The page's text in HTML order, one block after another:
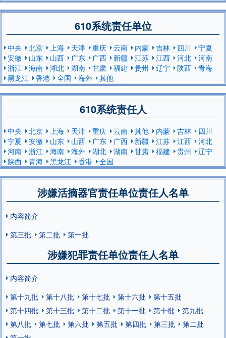
610系统责任单位
中央 北京 上海 天津 重庆 云南 内蒙 吉林 四川
宁夏
安徽
山东 山西 广东 广西 新疆 江苏 江西 河北
河南
浙江
海南 湖北 湖南 甘肃 福建 贵州 辽宁 陕西
青海
黑龙江
香港 全国 海外 其他
610系统责任人
中央 北京 上海 天津 重庆 云南 其他 内蒙 吉林
四川
宁夏
安徽 山东 山西 广东 广西 新疆 江苏 江西
河北
河南
浙江 海南 海外 湖北 湖南 甘肃 福建 贵州
辽宁
陕西
青海 黑龙江 香港 全国
涉嫌活摘器官责任单位责任人名单
内容简介
第三批
第二批 第一批
涉嫌犯罪责任单位责任人名单
内容简介
第十九批
第十八批 第十七批 第十六批
第十五批
第十四批
第十三批 第十二批 第十一批 第十批
第九批
第八批
第七批 第六批 第五批 第四批 第三批
第二批